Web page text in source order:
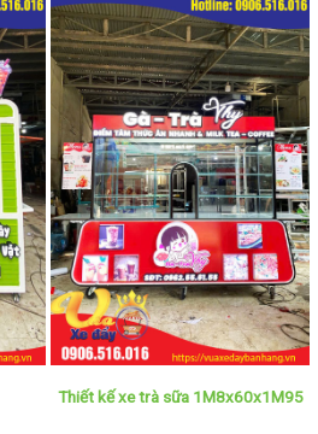
Thiết kế xe trà sữa 1M8x60x1M95